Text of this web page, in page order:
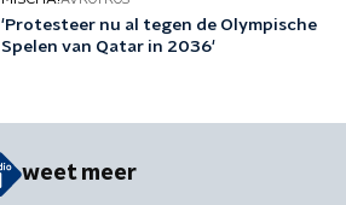
'Protesteer nu al tegen de Olympische
Spelen van Qatar in 2036'
weet meer